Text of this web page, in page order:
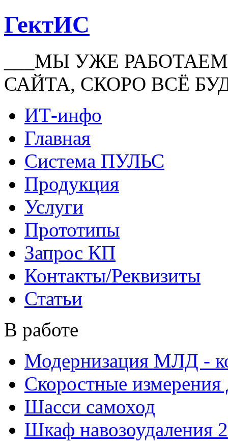
ГектИС
___МЫ УЖЕ
САЙТА, СКОРО ВСЁ
ИТ-инфо
Главная
Система ПУЛЬС
Продукция
Услуги
Прототипы
Запрос КП
Контакты/Реквизиты
Статьи
В работе
Модернизация МЛД -
Скоростные измерения
Шасси самоход
Шкаф навозоудаления